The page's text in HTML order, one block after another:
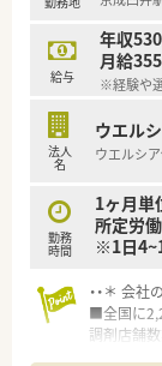
■日用品
たくさんあ
給与
年収
月給
※経験や
法人
名
ウエル
ウエルシ
勤務
時間
1ヶ月単
所定労
※1日
・・＊ 会社
■全国に
調剤店舗数